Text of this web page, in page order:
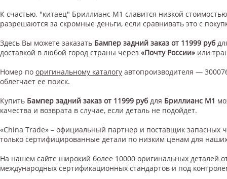
К счастью, "китаец" Бриллианс М1 славится низкой
разрешаются за скромные деньги, если сравнивать это с
Здесь Вы можете заказать Бампер задний заказ от 11999 руб
доставкой в любой город страны через «Почту России» или
Номер по оригинальному каталогу автопроизводителя —
облегчает ее поиск.
Купить Бампер задний заказ от 11999 руб для Бриллианс М1
качества и возврата в случае, если деталь не подойдет.
«China Trade» – официальный партнер и поставщик запасных
только сертифицированные детали по низким ценам для
На нашем сайте широкий более 10000 оригинальных деталей
международных сертификационных стандартов и под